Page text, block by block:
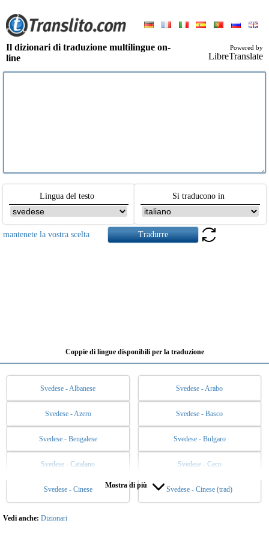
Il dizionari di traduzione multilingue on-
line
Powered by
LibreTranslate
Lingua del testo Si traducono in
mantenete la vostra scelta
Coppie di lingue disponibili per la traduzione
Svedese - Albanese Svedese - Arabo
Svedese - Azero Svedese - Basco
Svedese - Bengalese Svedese - Bulgaro
Svedese - Catalano Svedese - Ceco
Svedese - Cinese Svedese - Cinese (trad)
Svedese - Coreano Svedese - Danese
Svedese - Ebraico
Mostra di più
Vedi anche: Dizionari